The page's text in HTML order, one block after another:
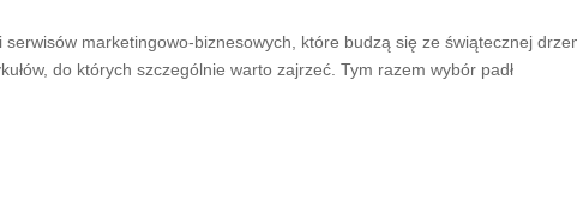
marketingowo-biznesowych, które budzą się ze świątecznej
do których szczególnie warto zajrzeć. Tym razem wybór padł